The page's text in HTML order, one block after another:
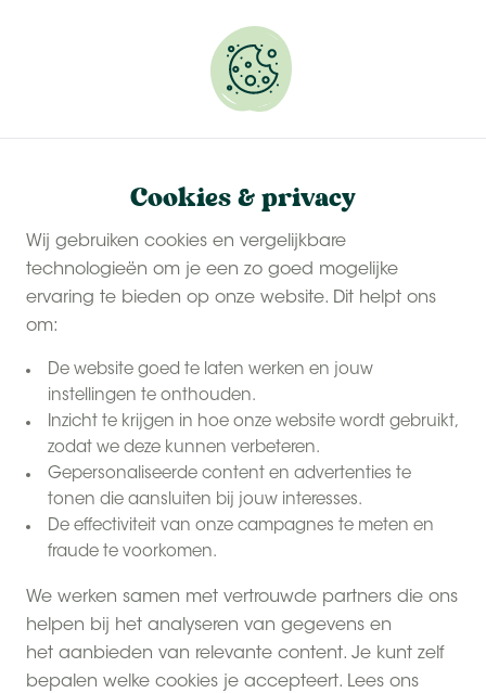
Cookies & privacy
Wij gebruiken cookies en vergelijkbare
technologieën om je een zo goed mogelijke
ervaring te bieden op onze website. Dit helpt ons
om:
De website goed te laten werken en jouw
instellingen te onthouden.
Inzicht te krijgen in hoe onze website wordt gebruikt,
zodat we deze kunnen verbeteren.
Gepersonaliseerde content en advertenties te
tonen die aansluiten bij jouw interesses.
De effectiviteit van onze campagnes te meten en
fraude te voorkomen.
We werken samen met vertrouwde partners die ons
helpen bij het analyseren van gegevens en
het aanbieden van relevante content. Je kunt zelf
bepalen welke cookies je accepteert. Lees ons
Reserveer snel jouw plekje.